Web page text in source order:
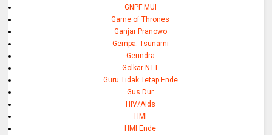
GNPF MUI
Game of Thrones
Ganjar Pranowo
Gempa. Tsunami
Gerindra
Golkar NTT
Guru Tidak Tetap Ende
Gus Dur
HIV/Aids
HMI
HMI Ende